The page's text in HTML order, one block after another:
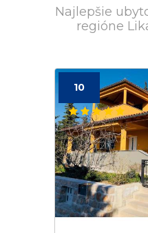
Najlepšie
regióne
10